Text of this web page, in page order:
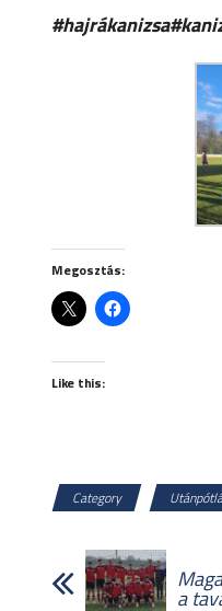
Megosztás:
Like this:
Category
a